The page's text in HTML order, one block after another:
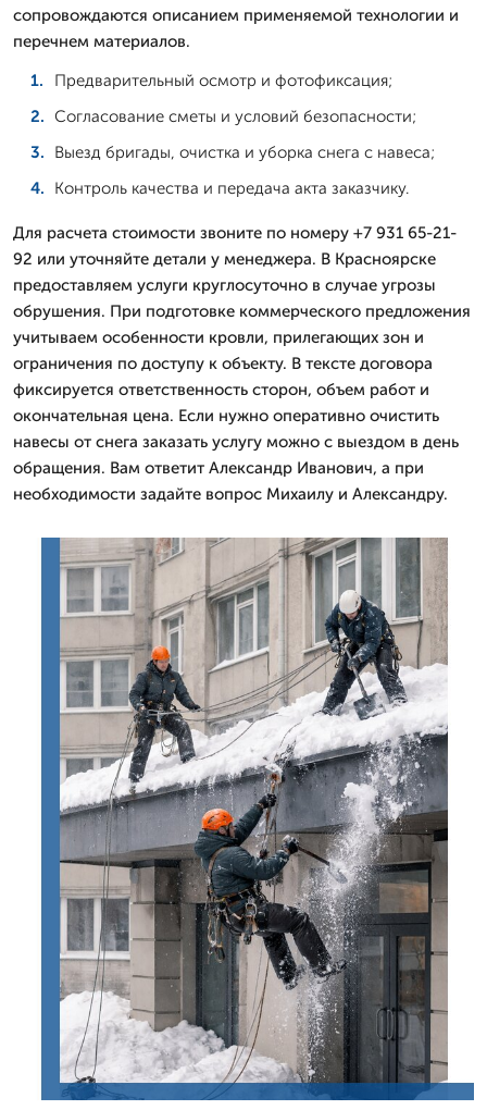
сопровождаются описанием применяемой технологии и
перечнем материалов.
Предварительный осмотр и фотофиксация;
Согласование сметы и условий безопасности;
Выезд бригады, очистка и уборка снега с навеса;
Контроль качества и передача акта заказчику.
Для расчета стоимости звоните по номеру +7 931 65-21-
92 или уточняйте детали у менеджера. В Красноярске
предоставляем услуги круглосуточно в случае угрозы
обрушения. При подготовке коммерческого предложения
учитываем особенности кровли, прилегающих зон и
ограничения по доступу к объекту. В тексте договора
фиксируется ответственность сторон, объем работ и
окончательная цена. Если нужно оперативно очистить
навесы от снега заказать услугу можно с выездом в день
обращения. Вам ответит Александр Иванович, а при
необходимости задайте вопрос Михаилу и Александру.